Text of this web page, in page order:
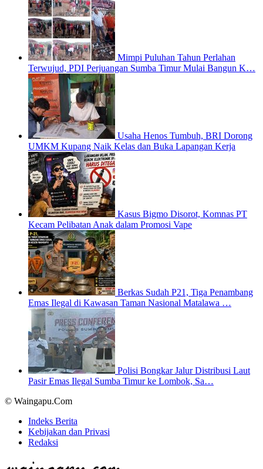
Mimpi Puluhan Tahun Perlahan
Terwujud, PDI Perjuangan Sumba Timur Mulai Bangun K…
Usaha Henos Tumbuh, BRI Dorong
UMKM Kupang Naik Kelas dan Buka Lapangan Kerja
Kasus Bigmo Disorot, Komnas PT
Kecam Pelibatan Anak dalam Promosi Vape
Berkas Sudah P21, Tiga Penambang
Emas Ilegal di Kawasan Taman Nasional Matalawa …
Polisi Bongkar Jalur Distribusi Laut
Pasir Emas Ilegal Sumba Timur ke Lombok, Sa…
© Waingapu.Com
Indeks Berita
Kebijakan dan Privasi
Redaksi